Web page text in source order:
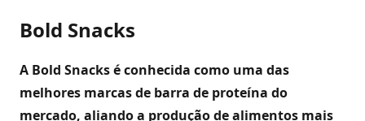
Bold Snacks
A Bold Snacks é conhecida como uma das
melhores marcas de barra de proteína do
mercado, aliando a produção de alimentos mais